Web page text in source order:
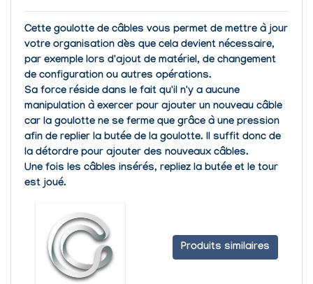
Cette goulotte de câbles vous permet de mettre à jour
votre organisation dès que cela devient nécessaire,
par exemple lors d'ajout de matériel, de changement
de configuration ou autres opérations.
Sa force réside dans le fait qu'il n'y a aucune
manipulation à exercer pour ajouter un nouveau câble
car la goulotte ne se ferme que grâce à une pression
afin de replier la butée de la goulotte. Il suffit donc de
la détordre pour ajouter des nouveaux câbles.
Une fois les câbles insérés, repliez la butée et le tour
est joué.
Produits similaires